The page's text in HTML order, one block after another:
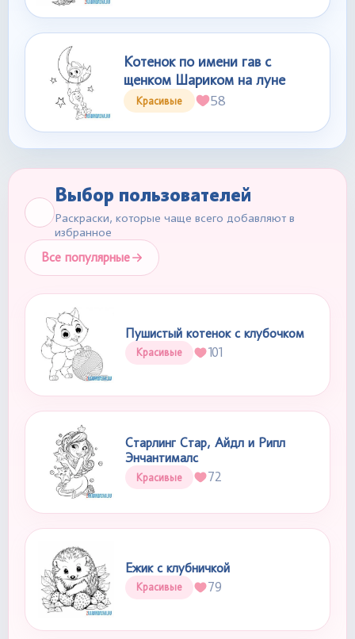
Котенок по имени гав с
щенком Шариком на луне
Красивые 58
Выбор пользователей
Раскраски, которые чаще всего добавляют в
избранное
Все популярные
Пушистый котенок с клубочком
Красивые 101
Старлинг Стар, Айдл и Рипл
Энчантималс
Красивые 72
Ежик с клубничкой
Красивые 79